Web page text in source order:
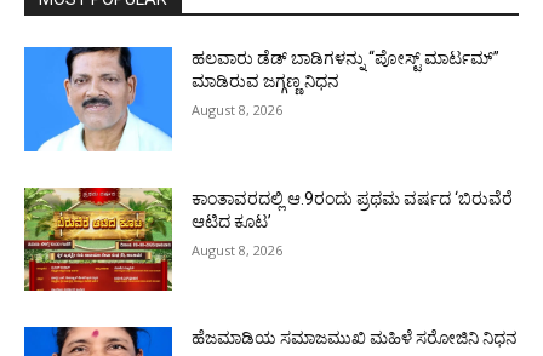
ಹಲವಾರು ಡೆಡ್ ಬಾಡಿಗಳನ್ನು “ಪೋಸ್ಟ್ ಮಾರ್ಟಮ್”
ಮಾಡಿರುವ ಜಗ್ಗಣ್ಣ ನಿಧನ
August 8, 2026
ಕಾಂತಾವರದಲ್ಲಿ ಆ.9ರಂದು ಪ್ರಥಮ ವರ್ಷದ ‘ಬಿರುವೆರೆ
ಆಟಿದ ಕೂಟ’
August 8, 2026
ಹೆಜಮಾಡಿಯ ಸಮಾಜಮುಖಿ ಮಹಿಳೆ ಸರೋಜಿನಿ ನಿಧನ